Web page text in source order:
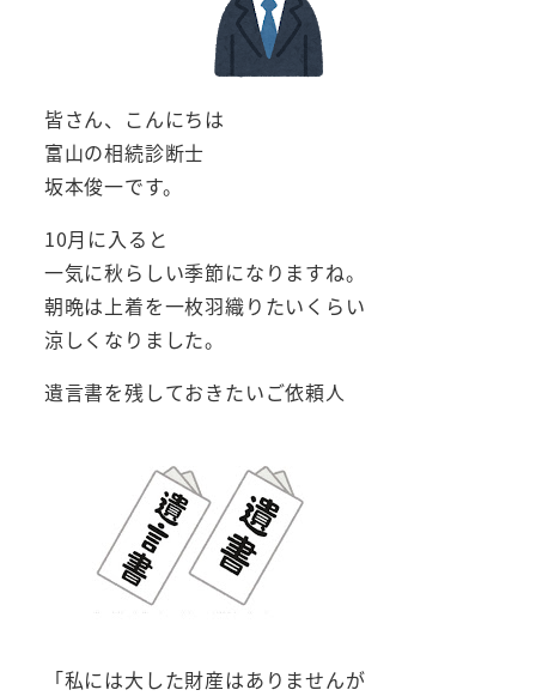
皆さん、こんにちは
富山の相続診断士
坂本俊一です。
10月に入ると
一気に秋らしい季節になりますね。
朝晩は上着を一枚羽織りたいくらい
涼しくなりました。
遺言書を残しておきたいご依頼人
「私には大した財産はありませんが